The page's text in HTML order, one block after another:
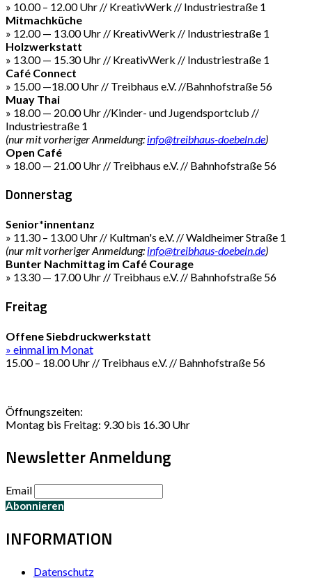
» 10.00 – 12.00 Uhr // KreativWerk // Industriestraße 1
Mitmachküche
» 12.00 — 13.00 Uhr // KreativWerk // Industriestraße 1
Holzwerkstatt
» 13.00 — 15.30 Uhr // KreativWerk // Industriestraße 1
Café Connect
» 15.00 —18.00 Uhr // Treibhaus e.V. //Bahnhofstraße 56
Muay Thai
» 18.00 — 20.00 Uhr //Kinder- und Jugendsportclub //
Industriestraße 1
(nur mit vorheriger Anmeldung: info@treibhaus-doebeln.de)
Open Café
» 18.00 — 21.00 Uhr // Treibhaus e.V. // Bahnhofstraße 56
Donnerstag
Senior*innentanz
» 11.30 – 13.00 Uhr // Kultman's e.V. // Waldheimer Straße 1
(nur mit vorheriger Anmeldung: info@treibhaus-doebeln.de)
Bunter Nachmittag im Café Courage
» 13.30 — 17.00 Uhr // Treibhaus e.V. // Bahnhofstraße 56
Freitag
Offene Siebdruckwerkstatt
» einmal im Monat
15.00 – 18.00 Uhr // Treibhaus e.V. // Bahnhofstraße 56
Öffnungszeiten:
Montag bis Freitag: 9.30 bis 16.30 Uhr
Newsletter Anmeldung
Email
INFORMATION
Datenschutz